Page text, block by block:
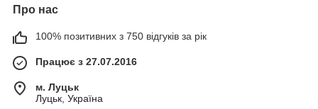
Про нас
100% позитивних з 750 відгуків за рік
Працює з 27.07.2016
м. Луцьк
Луцьк, Україна